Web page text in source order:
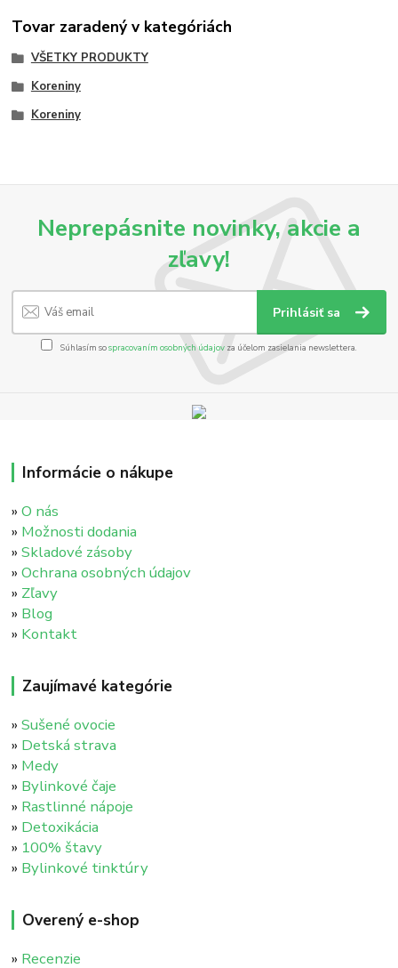
Tovar zaradený v kategóriách
VŠETKY PRODUKTY
Koreniny
Koreniny
Neprepásnite novinky, akcie a
zľavy!
Prihlásiť sa
Súhlasím sospracovaním osobných údajov za účelom zasielania newslettera.
Informácie o nákupe
»O nás
» Možnosti dodania
»Skladové zásoby
»Ochrana osobných údajov
» Zľavy
» Blog
» Kontakt
Zaujímavé kategórie
»Sušené ovocie
» Detská strava
» Medy
» Bylinkové čaje
» Rastlinné nápoje
» Detoxikácia
» 100% štavy
» Bylinkové tinktúry
Overený e-shop
» Recenzie